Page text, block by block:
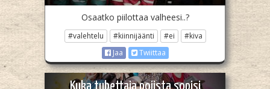
Osaatko piilottaa valheesi..?
#valehtelu #kiinnijäänti #ei
#kiva
Jaa
Twiittaa